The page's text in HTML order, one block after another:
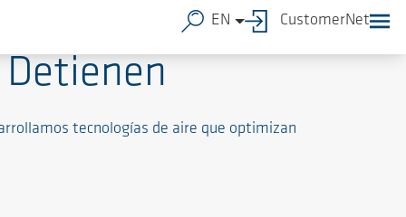
tecnologías de aire que optimizan
EN CustomerNet